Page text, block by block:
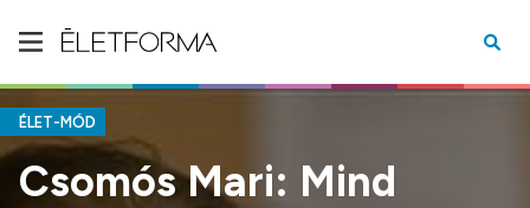
ÉLET-MÓD
Csomós Mari: Mind